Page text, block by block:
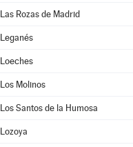
Las Rozas de Madrid
Leganés
Loeches
Los Molinos
Los Santos de la Humosa
Lozoya